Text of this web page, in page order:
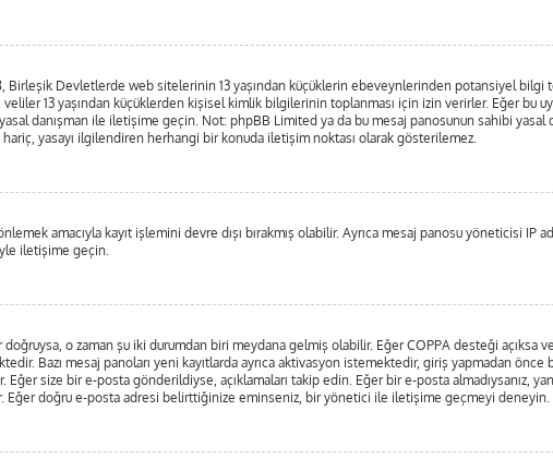
Devletlerde web sitelerinin 13 yaşından küçüklerin ebeveynlerinden potansiyel bilgi
13 yaşından küçüklerden kişisel kimlik bilgilerinin toplanması için izin verirler. Eğer bu
danışman ile iletişime geçin. Not: phpBB Limited ya da bu mesaj panosunun sahibi
yasayı ilgilendiren herhangi bir konuda iletişim noktası olarak gösterilemez.
amacıyla kayıt işlemini devre dışı bırakmış olabilir. Ayrıca mesaj panosu yöneticisi IP
iletişime geçin.
o zaman şu iki durumdan biri meydana gelmiş olabilir. Eğer COPPA desteği açıksa ve
Bazı mesaj panoları yeni kayıtlarda ayrıca aktivasyon istemektedir, giriş yapmadan
Eğer size bir e-posta gönderildiyse, açıklamaları takip edin. Eğer bir e-posta almadıysanız,
Eğer doğru e-posta adresi belirttiğinize eminseniz, bir yönetici ile iletişime geçmeyi deneyin.